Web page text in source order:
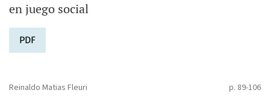
en juego social
PDF
Reinaldo Matias Fleuri p. 89-106